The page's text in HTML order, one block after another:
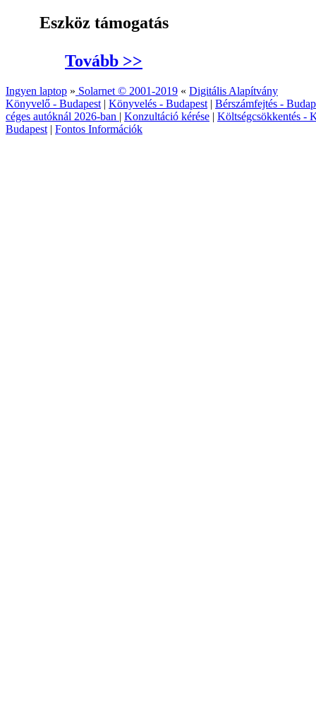
Eszköz támogatás
Tovább >>
Ingyen laptop » Solarnet © 2001-2019 « Digitális Alapítvány
Könyvelő - Budapest | Könyvelés - Budapest | Bérszámfejtés -
céges autóknál 2026‑ban | Konzultáció kérése | Költségcsökkentés -
Budapest | Fontos Információk